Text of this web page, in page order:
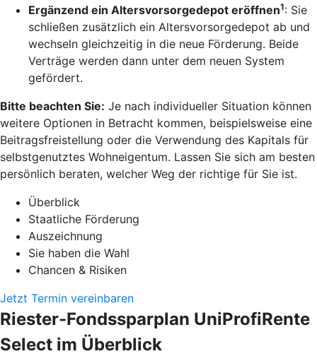
Ergänzend ein Altersvorsorgedepot eröffnen1: Sie
schließen zusätzlich ein Altersvorsorgedepot ab und
wechseln gleichzeitig in die neue Förderung. Beide
Verträge werden dann unter dem neuen System
gefördert.
Bitte beachten Sie: Je nach individueller Situation können
weitere Optionen in Betracht kommen, beispielsweise eine
Beitragsfreistellung oder die Verwendung des Kapitals für
selbstgenutztes Wohneigentum. Lassen Sie sich am besten
persönlich beraten, welcher Weg der richtige für Sie ist.
Überblick
Staatliche Förderung
Auszeichnung
Sie haben die Wahl
Chancen & Risiken
Jetzt Termin vereinbaren
Riester-Fondssparplan UniProfiRente
Select im Überblick